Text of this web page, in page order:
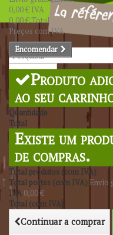
Pesquisar
0,00 € IVA
0,00 €Total
Preços com IVA
Encomendar
Produto
ao seu
Quantidade
Total
Existe um
de compras.
Total produtos (com IVA)
Total portes (com IVA) Envio
IVA 0,00 €
Total (com IVA)
Continuar a comprar